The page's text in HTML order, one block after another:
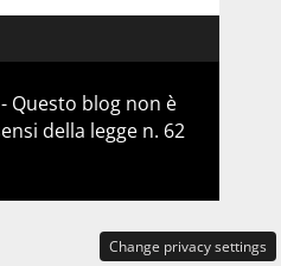
Questo blog non è
della legge n. 62
Change privacy settings